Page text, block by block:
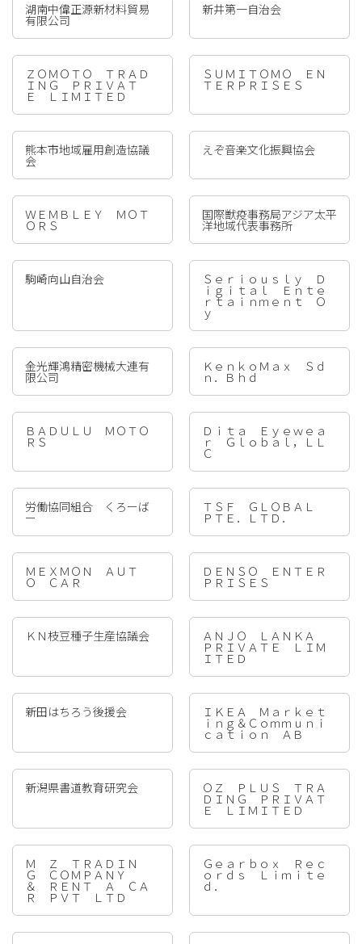
湖南中偉正源新材料貿易
有限公司
新井第一自治会
ＺＯＭＯＴＯ ＴＲＡＤ
ＩＮＧ ＰＲＩＶＡＴ
Ｅ ＬＩＭＩＴＥＤ
ＳＵＭＩＴＯＭＯ ＥＮ
ＴＥＲＰＲＩＳＥＳ
熊本市地域雇用創造協議
会
えぞ音楽文化振興協会
ＷＥＭＢＬＥＹ ＭＯＴ
ＯＲＳ
国際獣疫事務局アジア太平
洋地域代表事務所
駒崎向山自治会 Ｓｅｒｉｏｕｓｌｙ Ｄ
ｉｇｉｔａｌ Ｅｎｔｅ
ｒｔａｉｎｍｅｎｔ Ｏ
ｙ
金光輝鴻精密機械大連有
限公司
ＫｅｎｋｏＭａｘ Ｓｄ
ｎ．Ｂｈｄ
ＢＡＤＵＬＵ ＭＯＴＯ
ＲＳ
Ｄｉｔａ Ｅｙｅｗｅａ
ｒ Ｇｌｏｂａｌ，ＬＬ
Ｃ
労働協同組合 くろーば
ー
ＴＳＦ ＧＬＯＢＡＬ
ＰＴＥ．ＬＴＤ．
ＭＥＸＭＯＮ ＡＵＴ
Ｏ ＣＡＲ
ＤＥＮＳＯ ＥＮＴＥＲ
ＰＲＩＳＥＳ
ＫＮ枝豆種子生産協議会 ＡＮＪＯ ＬＡＮＫＡ
ＰＲＩＶＡＴＥ ＬＩＭ
ＩＴＥＤ
新田はちろう後援会 ＩＫＥＡ Ｍａｒｋｅｔ
ｉｎｇ＆Ｃｏｍｍｕｎｉ
ｃａｔｉｏｎ ＡＢ
新潟県書道教育研究会 ＯＺ ＰＬＵＳ ＴＲＡ
ＤＩＮＧ ＰＲＩＶＡＴ
Ｅ ＬＩＭＩＴＥＤ
Ｍ Ｚ ＴＲＡＤＩＮ
Ｇ ＣＯＭＰＡＮＹ
＆ ＲＥＮＴ Ａ ＣＡ
Ｒ ＰＶＴ ＬＴＤ
Ｇｅａｒｂｏｘ Ｒｅｃ
ｏｒｄｓ Ｌｉｍｉｔｅ
ｄ．